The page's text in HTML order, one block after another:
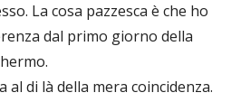
La cosa pazzesca è che ho
dal primo giorno della
al di là della mera coincidenza.